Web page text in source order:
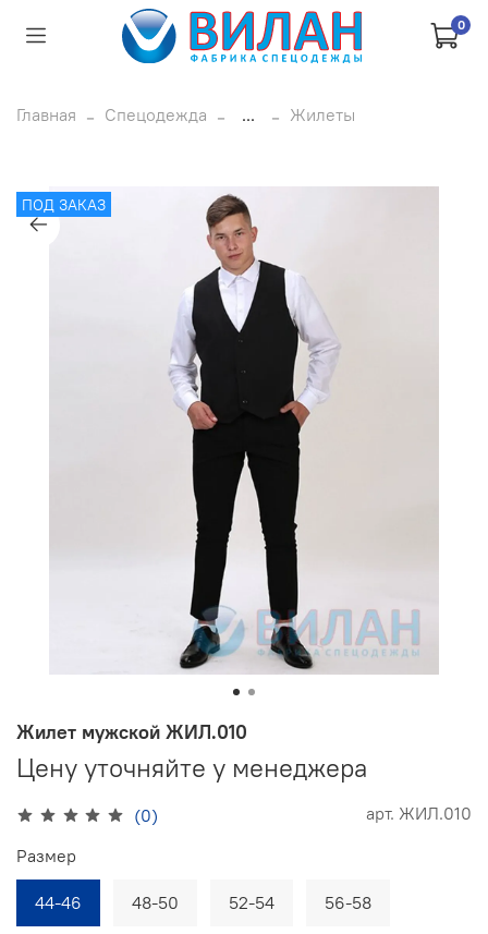
0
Главная Спецодежда ... Жилеты
ПОД ЗАКАЗ
(0) арт. ЖИЛ.010
Жилет мужской ЖИЛ.010
Цену уточняйте у менеджера
Размер
44-46 48-50 52-54 56-58